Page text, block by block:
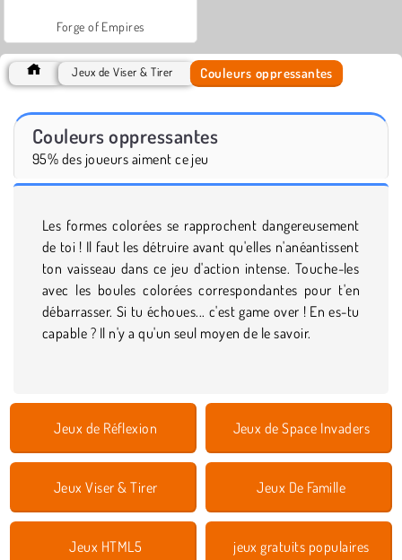
Forge of Empires
Jeux de Viser & Tirer Couleurs oppressantes
Couleurs oppressantes
95% des joueurs aiment ce jeu
Les formes colorées se rapprochent dangereusement
de toi ! Il faut les détruire avant qu'elles n'anéantissent
ton vaisseau dans ce jeu d'action intense. Touche-les
avec les boules colorées correspondantes pour t'en
débarrasser. Si tu échoues... c'est game over ! En es-tu
capable ? Il n'y a qu'un seul moyen de le savoir.
Jeux de Réflexion Jeux de Space Invaders
Jeux Viser & Tirer Jeux De Famille
Jeux HTML5 jeux gratuits populaires